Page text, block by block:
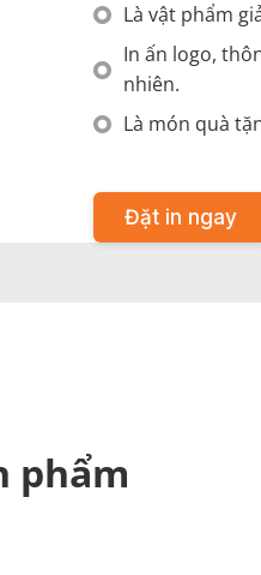
Là vật phẩm
In ấn logo,
nhiên.
Là món quà
Đặt in ngay
phẩm